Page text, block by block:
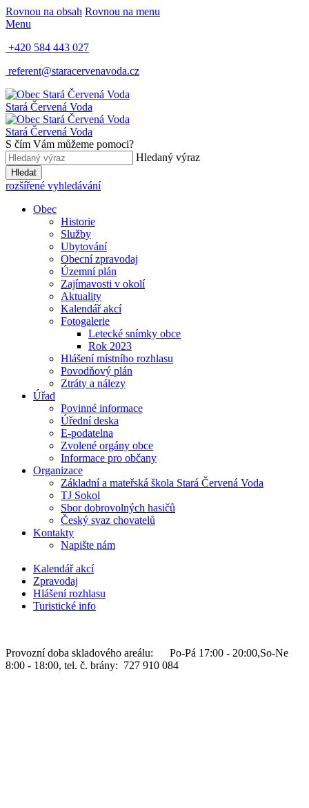
Rovnou na obsah Rovnou na menu
Menu
+420 584 443 027
referent@staracervenavoda.cz
Stará Červená Voda
Stará Červená Voda
S čím Vám můžeme pomoci?
Hledaný výraz
Hledat
rozšířené vyhledávání
Obec
Historie
Služby
Ubytování
Obecní zpravodaj
Územní plán
Zajímavosti v okolí
Aktuality
Kalendář akcí
Fotogalerie
Letecké snímky obce
Rok 2023
Hlášení místního rozhlasu
Povodňový plán
Ztráty a nálezy
Úřad
Povinné informace
Úřední deska
E-podatelna
Zvolené orgány obce
Informace pro občany
Organizace
Základní a mateřská škola Stará Červená Voda
TJ Sokol
Sbor dobrovolných hasičů
Český svaz chovatelů
Kontakty
Napište nám
Kalendář akcí
Zpravodaj
Hlášení rozhlasu
Turistické info
Provozní doba skladového areálu: Po-Pá 17:00 - 20:00,So-Ne
8:00 - 18:00, tel. č. brány: 727 910 084